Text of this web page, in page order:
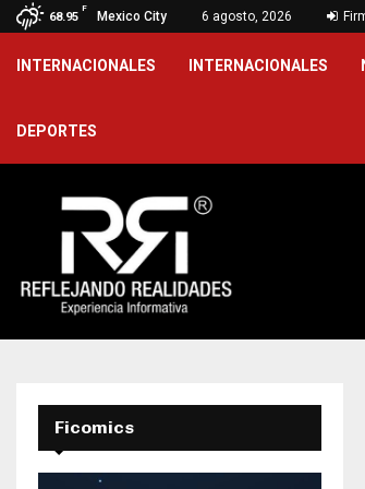
68.95
F
Mexico City 6 agosto, 2026
Carmen Serdán protegen a las…
INTERNACIONALES INTERNACIONALES
DEPORTES
Ficomics